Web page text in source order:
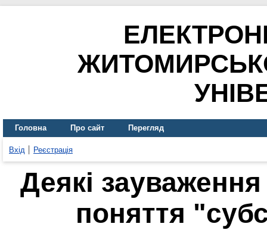
Головна Про сайт Перегляд
Вхід Реєстрація
Деякі
поняття